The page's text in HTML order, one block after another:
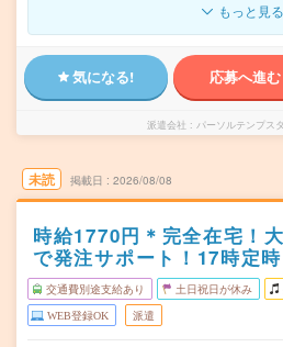
もっと見る
気になる! 応募へ進む
派遣会社 パーソルテンプス
未読 掲載日 2026/08/08
時給1770円＊完全在宅！
で発注サポート！17時定時
交通費別途支給あり 土日祝日が休み
WEB登録OK 派遣